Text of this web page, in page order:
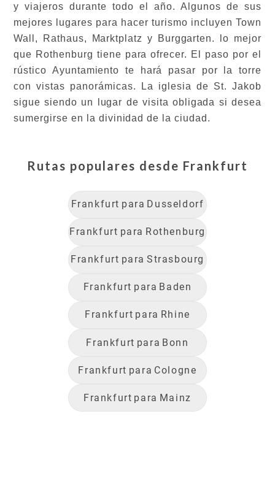
y viajeros durante todo el año. Algunos de sus
mejores lugares para hacer turismo incluyen Town
Wall, Rathaus, Marktplatz y Burggarten. lo mejor
que Rothenburg tiene para ofrecer. El paso por el
rústico Ayuntamiento te hará pasar por la torre
con vistas panorámicas. La iglesia de St. Jakob
sigue siendo un lugar de visita obligada si desea
sumergirse en la divinidad de la ciudad.
Rutas populares desde Frankfurt
Frankfurt para Dusseldorf
Frankfurt para Rothenburg
Frankfurt para Strasbourg
Frankfurt para Baden
Frankfurt para Rhine
Frankfurt para Bonn
Frankfurt para Cologne
Frankfurt para Mainz